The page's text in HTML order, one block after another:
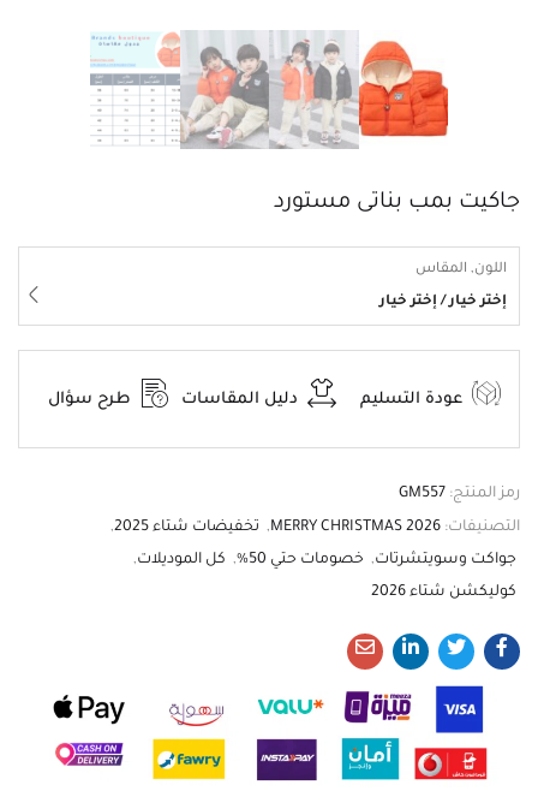
جاكيت بمب بناتى مستورد
اللون, المقاس
إختر خيار / إختر خيار
عودة التسليم دليل المقاسات طرح سؤال
رمز المنتج: GM557
التصنيفات: MERRY CHRISTMAS 2026
, تخفيضات شتاء 2025
,
جواكت وسويتشرتات, خصومات حتي 50% , كل الموديلات,
كوليكشن شتاء 2026